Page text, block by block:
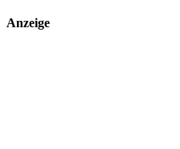
Anzeige